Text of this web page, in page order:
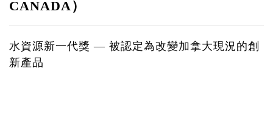
CANADA）
水資源新一代獎 — 被認定為改變加拿大現況的創
新產品